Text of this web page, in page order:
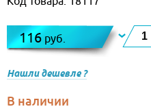
116 руб.
Нашли дешевле ?
В наличии